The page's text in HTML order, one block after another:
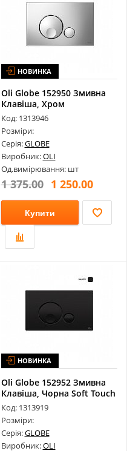
НОВИНКА
Oli Globe 152950 Змивна
Клавіша, Хром
Код: 1313946
Розміри:
Серія:GLOBE
Виробник:OLI
Од.вимірювання: шт
1 375.00 1 250.00
Купити
НОВИНКА
Oli Globe 152952 Змивна
Клавіша, Чорна Soft Touch
Код: 1313919
Розміри:
Серія:GLOBE
Виробник:OLI